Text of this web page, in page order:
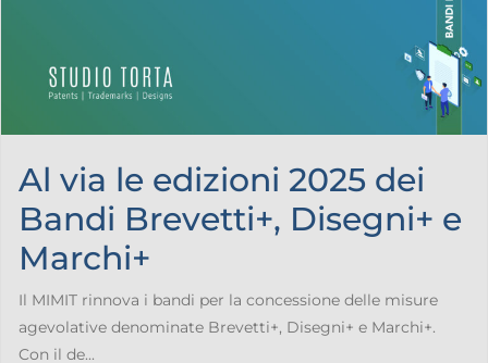
Al via le edizioni 2025 dei
Bandi Brevetti+, Disegni+ e
Marchi+
Il MIMIT rinnova i bandi per la concessione delle misure
agevolative denominate Brevetti+, Disegni+ e Marchi+.
Con il de...